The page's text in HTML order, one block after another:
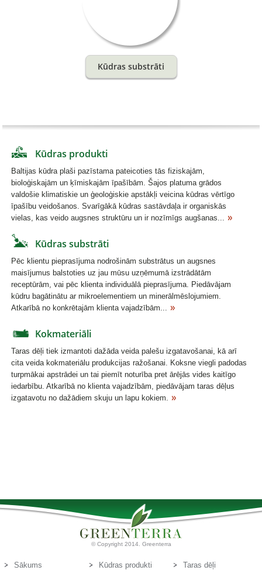
Kūdras substrāti
Kūdras produkti
Baltijas kūdra plaši pazīstama pateicoties tās fiziskajām,
bioloģiskajām un ķīmiskajām īpašībām. Šajos platuma grādos
valdošie klimatiskie un ģeoloģiskie apstākļi veicina kūdras vērtīgo
īpašību veidošanos. Svarīgākā kūdras sastāvdaļa ir organiskās
vielas, kas veido augsnes struktūru un ir nozīmīgs augšanas...
Kūdras substrāti
Pēc klientu pieprasījuma nodrošinām substrātus un augsnes
maisījumus balstoties uz jau mūsu uzņēmumā izstrādātām
receptūrām, vai pēc klienta individuālā pieprasījuma. Piedāvājam
kūdru bagātinātu ar mikroelementiem un minerālmēslojumiem.
Atkarībā no konkrētajām klienta vajadzībām...
Kokmateriāli
Taras dēļi tiek izmantoti dažāda veida palešu izgatavošanai, kā arī
cita veida kokmateriālu produkcijas ražošanai. Koksne viegli padodas
turpmākai apstrādei un tai piemīt noturība pret ārējās vides kaitīgo
iedarbību. Atkarībā no klienta vajadzībām, piedāvājam taras dēļus
izgatavotu no dažādiem skuju un lapu kokiem.
© Copyright 2014. Greenterra
Sākums Kūdras produkti
Taras dēļi